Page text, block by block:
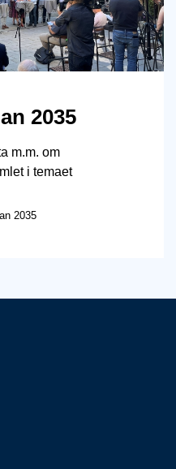
2035
m.m. om
i temaet
2035